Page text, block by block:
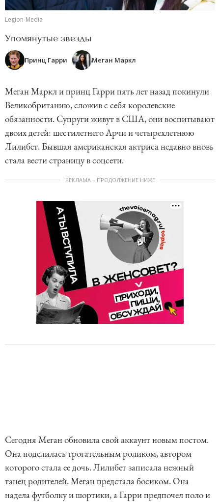
Legion-Media
Упомянутые звезды
Принц Гарри Меган Маркл
Меган Маркл и принц Гарри пять лет назад покинули
Великобританию, сложив с себя королевские
обязанности. Супруги живут в США, они воспитывают
двоих детей: шестилетнего Арчи и четырехлетнюю
Лилибет. Бывшая американская актриса недавно вновь
стала вести страницу в соцсети.
РЕКЛАМА – ПРОДОЛЖЕНИЕ НИЖЕ
Сегодня Меган обновила свой аккаунт новым постом.
Она поделилась трогательным роликом, автором
которого стала ее дочь. Лилибет записала нежный
танец родителей. Меган предстала босиком. Она
надела футболку и шортики, а Гарри предпочел поло и